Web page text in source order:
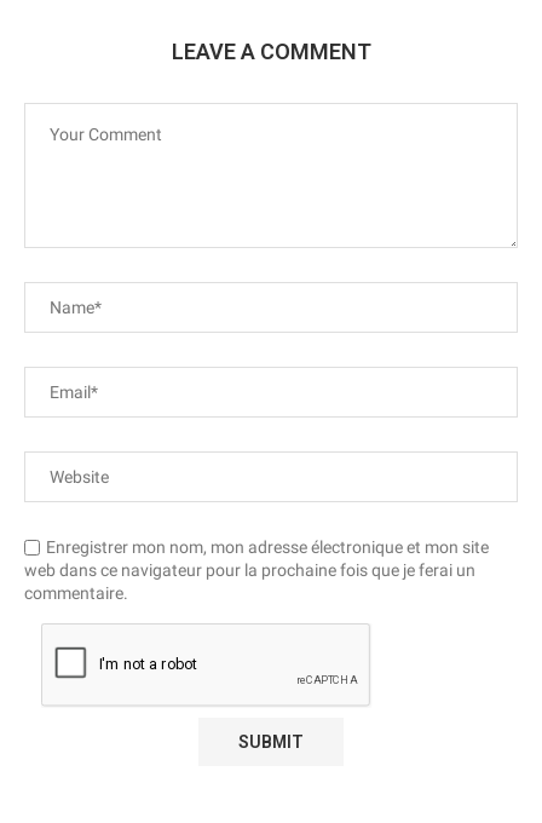
LEAVE A COMMENT
Enregistrer mon nom, mon adresse électronique et mon site
web dans ce navigateur pour la prochaine fois que je ferai un
commentaire.